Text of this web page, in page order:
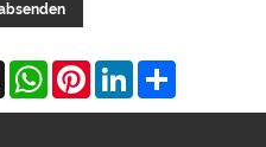
X WhatsApp
Pinterest
LinkedIn